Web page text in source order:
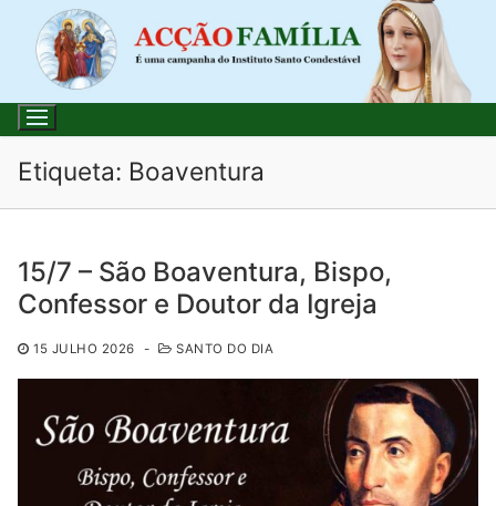
para
conteúdo
por:
Loja
Blog
Santo do Dia
Etiqueta: Boaventura
15/7 – São Boaventura, Bispo,
Confessor e Doutor da Igreja
15 JULHO 2026 - SANTO DO DIA